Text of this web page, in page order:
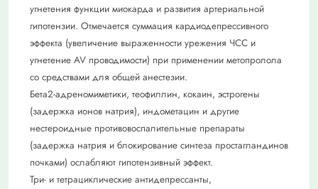
угнетения функции миокарда и развития артериальной
гипотензии. Отмечается суммация кардиодепрессивного
эффекта (увеличение выраженности урежения ЧСС и
угнетение AV проводимости) при применении метопролола
со средствами для общей анестезии.
Бета2-адреномиметики, теофиллин, кокаин, эстрогены
(задержка ионов натрия), индометацин и другие
нестероидные противовоспалительные препараты
(задержка натрия и блокирование синтеза простагландинов
почками) ослабляют гипотензивный эффект.
Три- и тетрациклические антидепрессанты,